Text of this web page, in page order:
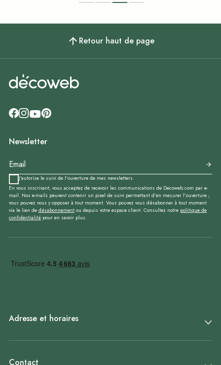
Retour haut de page
Newsletter
J'autorise le suivi de l'ouverture de mes newsletters.
En vous inscrivant, vous acceptez de recevoir les communications de Decoweb.com par e-
mail. Nos e-mails peuvent contenir un pixel de suivi permettant d’en mesurer l’ouverture ;
vous pouvez vous y opposer à tout moment. Vous pouvez vous désabonner à tout moment
via le lien de désabonnement ou depuis votre espace client. Consultez notre politique de
confidentialité pour en savoir plus.
Adresse et horaires
Contact